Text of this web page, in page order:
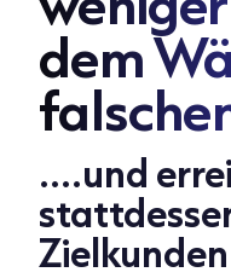
dem
....und
Zielkunden